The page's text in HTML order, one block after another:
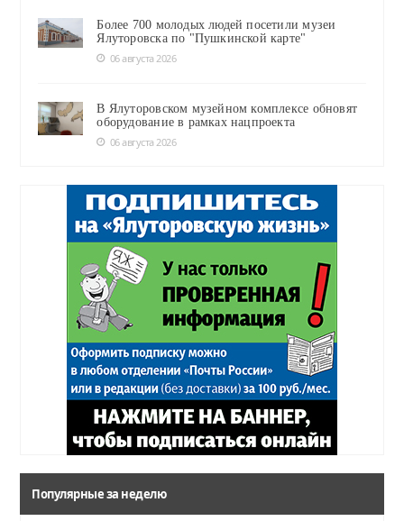
Более 700 молодых людей посетили музеи
Ялуторовска по "Пушкинской карте"
06 августа 2026
В Ялуторовском музейном комплексе обновят
оборудование в рамках нацпроекта
06 августа 2026
Популярные за неделю